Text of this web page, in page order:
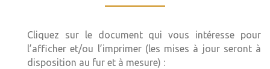
Cliquez sur le document qui vous intéresse pour
l’afficher et/ou l’imprimer (les mises à jour seront à
disposition au fur et à mesure) :